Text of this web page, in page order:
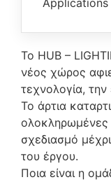
Applications
Το HUB –
νέος χώρος
τεχνολογία, την
Το άρτια
ολοκληρωμένες
σχεδιασμό
του έργου.
Ποια είναι η